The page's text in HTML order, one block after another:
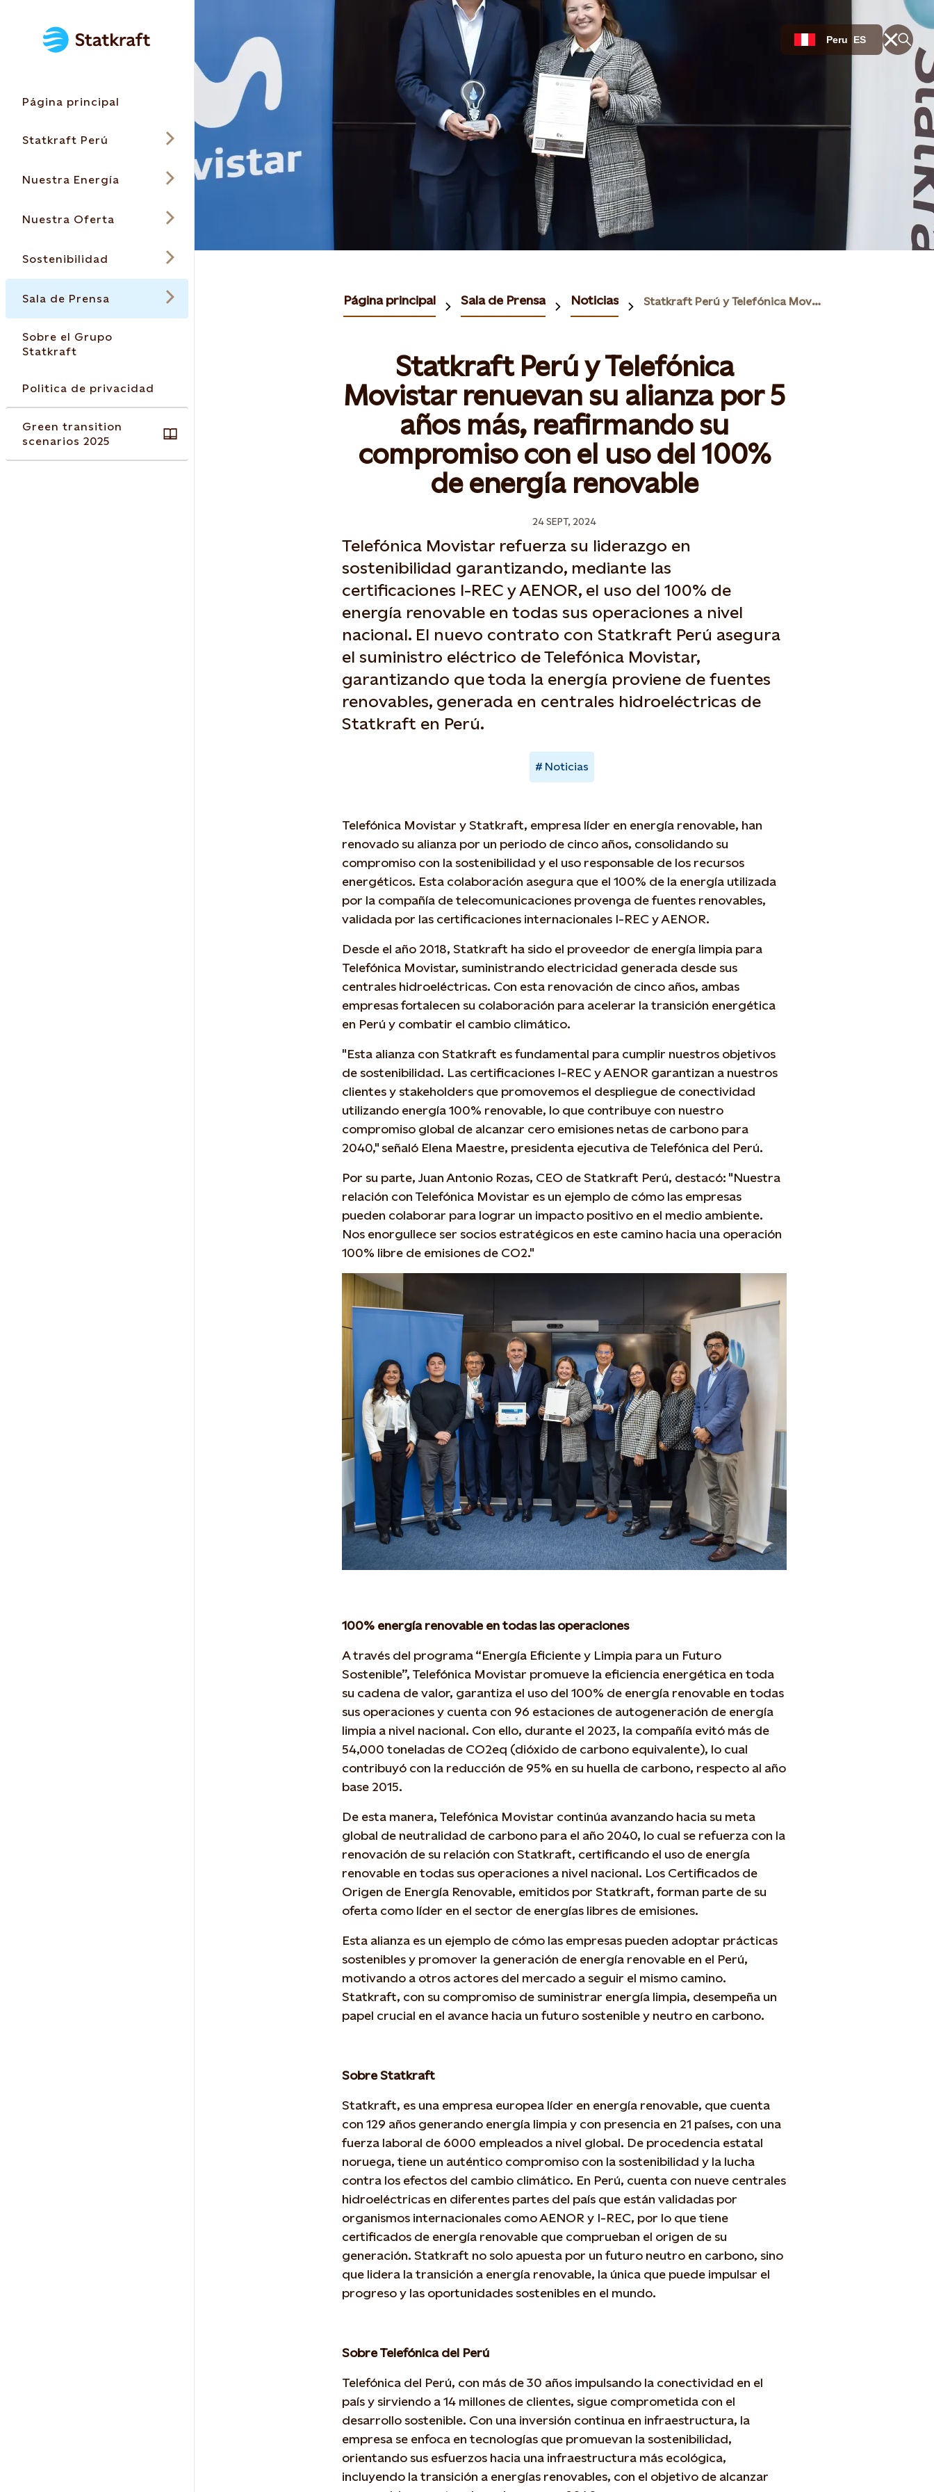
Página principal
Statkraft Perú
Nuestra Energía
Nuestra Oferta
Sostenibilidad
Sala de Prensa
Sobre el Grupo
Statkraft
Politica de privacidad
Green transition
scenarios 2025
Peru ES
Página principal Sala de Prensa Noticias Statkraft Perú y Telefónica Movistar renuevan su alianza por 5 años más, reafirmando su compromiso con el uso del 100% de energía renovable
Statkraft Perú y Telefónica
Movistar renuevan su alianza por 5
años más, reafirmando su
compromiso con el uso del 100%
de energía renovable
24 SEPT, 2024
Telefónica Movistar refuerza su liderazgo en
sostenibilidad garantizando, mediante las
certificaciones I-REC y AENOR, el uso del 100% de
energía renovable en todas sus operaciones a nivel
nacional. El nuevo contrato con Statkraft Perú asegura
el suministro eléctrico de Telefónica Movistar,
garantizando que toda la energía proviene de fuentes
renovables, generada en centrales hidroeléctricas de
Statkraft en Perú.
Noticias
Telefónica Movistar y Statkraft, empresa líder en energía renovable, han
renovado su alianza por un periodo de cinco años, consolidando su
compromiso con la sostenibilidad y el uso responsable de los recursos
energéticos. Esta colaboración asegura que el 100% de la energía utilizada
por la compañía de telecomunicaciones provenga de fuentes renovables,
validada por las certificaciones internacionales I-REC y AENOR.
Desde el año 2018, Statkraft ha sido el proveedor de energía limpia para
Telefónica Movistar, suministrando electricidad generada desde sus
centrales hidroeléctricas. Con esta renovación de cinco años, ambas
empresas fortalecen su colaboración para acelerar la transición energética
en Perú y combatir el cambio climático.
"Esta alianza con Statkraft es fundamental para cumplir nuestros objetivos
de sostenibilidad. Las certificaciones I-REC y AENOR garantizan a nuestros
clientes y stakeholders que promovemos el despliegue de conectividad
utilizando energía 100% renovable, lo que contribuye con nuestro
compromiso global de alcanzar cero emisiones netas de carbono para
2040," señaló Elena Maestre, presidenta ejecutiva de Telefónica del Perú.
Por su parte, Juan Antonio Rozas, CEO de Statkraft Perú, destacó: "Nuestra
relación con Telefónica Movistar es un ejemplo de cómo las empresas
pueden colaborar para lograr un impacto positivo en el medio ambiente.
Nos enorgullece ser socios estratégicos en este camino hacia una operación
100% libre de emisiones de CO2."
100% energía renovable en todas las operaciones
A través del programa “Energía Eficiente y Limpia para un Futuro
Sostenible”, Telefónica Movistar promueve la eficiencia energética en toda
su cadena de valor, garantiza el uso del 100% de energía renovable en todas
sus operaciones y cuenta con 96 estaciones de autogeneración de energía
limpia a nivel nacional. Con ello, durante el 2023, la compañía evitó más de
54,000 toneladas de CO2eq (dióxido de carbono equivalente), lo cual
contribuyó con la reducción de 95% en su huella de carbono, respecto al año
base 2015.
De esta manera, Telefónica Movistar continúa avanzando hacia su meta
global de neutralidad de carbono para el año 2040, lo cual se refuerza con la
renovación de su relación con Statkraft, certificando el uso de energía
renovable en todas sus operaciones a nivel nacional. Los Certificados de
Origen de Energía Renovable, emitidos por Statkraft, forman parte de su
oferta como líder en el sector de energías libres de emisiones.
Esta alianza es un ejemplo de cómo las empresas pueden adoptar prácticas
sostenibles y promover la generación de energía renovable en el Perú,
motivando a otros actores del mercado a seguir el mismo camino.
Statkraft, con su compromiso de suministrar energía limpia, desempeña un
papel crucial en el avance hacia un futuro sostenible y neutro en carbono.
Sobre Statkraft
Statkraft, es una empresa europea líder en energía renovable, que cuenta
con 129 años generando energía limpia y con presencia en 21 países, con una
fuerza laboral de 6000 empleados a nivel global. De procedencia estatal
noruega, tiene un auténtico compromiso con la sostenibilidad y la lucha
contra los efectos del cambio climático. En Perú, cuenta con nueve centrales
hidroeléctricas en diferentes partes del país que están validadas por
organismos internacionales como AENOR y I-REC, por lo que tiene
certificados de energía renovable que comprueban el origen de su
generación. Statkraft no solo apuesta por un futuro neutro en carbono, sino
que lidera la transición a energía renovable, la única que puede impulsar el
progreso y las oportunidades sostenibles en el mundo.
Sobre Telefónica del Perú
Telefónica del Perú, con más de 30 años impulsando la conectividad en el
país y sirviendo a 14 millones de clientes, sigue comprometida con el
desarrollo sostenible. Con una inversión continua en infraestructura, la
empresa se enfoca en tecnologías que promuevan la sostenibilidad,
orientando sus esfuerzos hacia una infraestructura más ecológica,
incluyendo la transición a energías renovables, con el objetivo de alcanzar